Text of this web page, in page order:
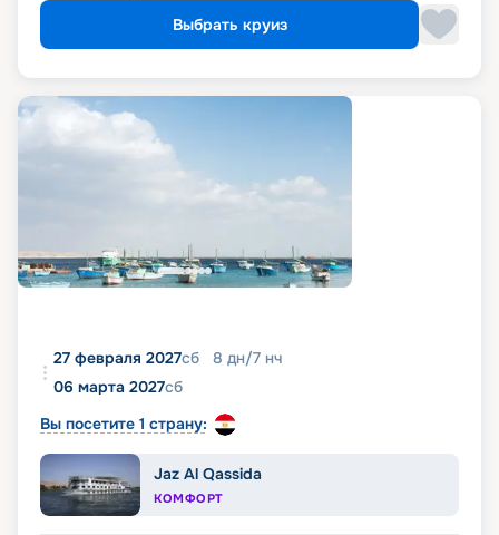
Выбрать круиз
27 февраля 2027сб 8 дн/7 нч
06 марта 2027сб
Вы посетите 1 страну:
Jaz Al Qassida
КОМФОРТ